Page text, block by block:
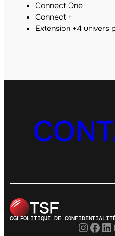
Connect One
Connect +
Extension +4 univers
CGLPOLITIQUE DE